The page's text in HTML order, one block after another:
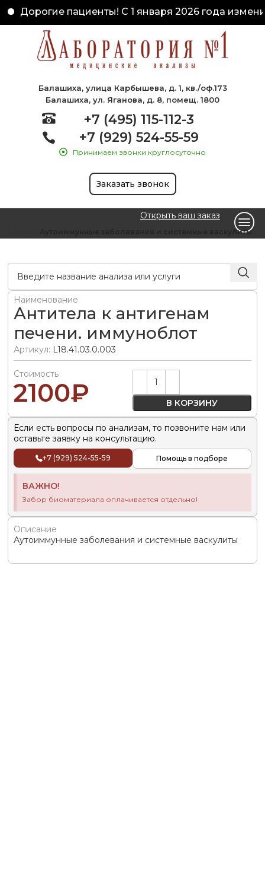
Дорогие пациенты! С 1 января 2026 года
Балашиха, улица Карбышева, д. 1, кв./оф.173
Балашиха, ул. Яганова, д. 8, помещ. 1800
+7 (495) 115-112-3
+7 (929) 524-55-59
Принимаем звонки круглосуточно
Заказать звонок
Открыть ваш заказ
Аутоиммунные заболевания и системные васкулиты
Наименование
Антитела к антигенам
печени. иммуноблот
Артикул: L18.41.03.0.003
Стоимость
2100₽ В КОРЗИНУ
Alternative:
Если есть вопросы по анализам, то позвоните нам или
оставьте заявку на консультацию.
+7 (929) 524-55-59 Помощь в подборе
ВАЖНО!
Забор биоматериала оплачивается отдельно!
Описание
Аутоиммунные заболевания и системные васкулиты